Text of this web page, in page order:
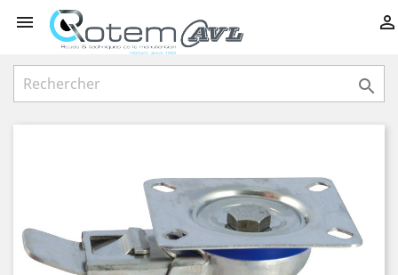
 
